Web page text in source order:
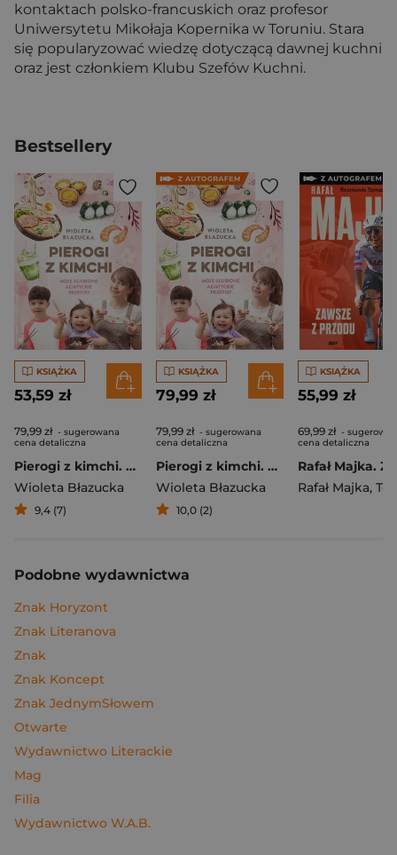
kontaktach polsko-francuskich oraz profesor
Uniwersytetu Mikołaja Kopernika w Toruniu. Stara
się popularyzować wiedzę dotyczącą dawnej kuchni
oraz jest członkiem Klubu Szefów Kuchni.
Bestsellery
KSIĄŻKA
53,59 zł
79,99 zł - sugerowana
cena detaliczna
Pierogi z kimchi. Moje ulubione azjatyckie przepisy
Wioleta Błazucka
9,4 (7)
KSIĄŻKA
79,99 zł
79,99 zł - sugerowana
cena detaliczna
Pierogi z kimchi. Moje ulubione azjatyckie przepisy - książka z autografem
Wioleta Błazucka
10,0 (2)
KSIĄŻKA
55,99 zł
69,99 zł -
cena detaliczna
Rafał Majka,
Podobne wydawnictwa
Znak Horyzont
Znak Literanova
Znak
Znak Koncept
Znak JednymSłowem
Otwarte
Wydawnictwo Literackie
Mag
Filia
Wydawnictwo W.A.B.